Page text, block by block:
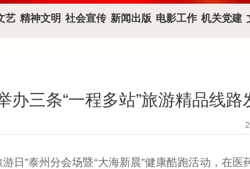
艺 精神文明 社会宣传 新闻出版 电影工作 机关党建
办三条“一程多站”旅游精品线路
”泰州分会场暨“大海新晨”健康酷跑活动，在医